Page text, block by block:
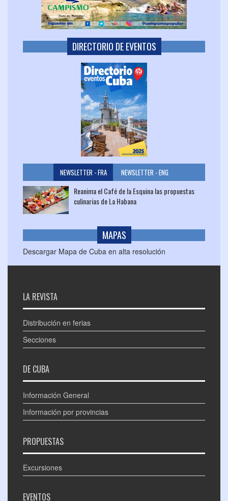
DIRECTORIO DE EVENTOS
NEWSLETTER - FRA NEWSLETTER - ENG
Reanima el Café de la Esquina las propuestas
culinarias de La Habana
MAPAS
Descargar Mapa de Cuba en alta resolución
LA REVISTA
Distribución en ferias
Secciones
DE CUBA
Información General
Información por provincias
PROPUESTAS
Excursiones
EVENTOS